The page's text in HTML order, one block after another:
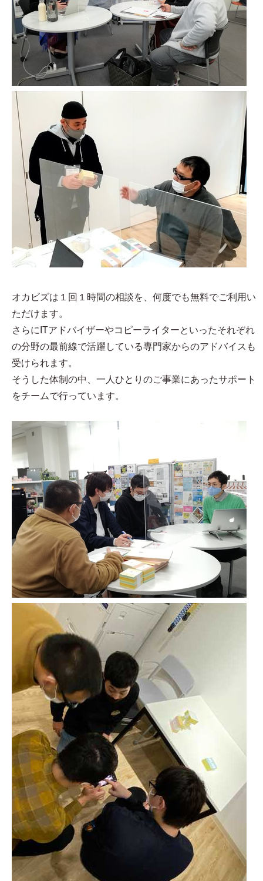
オカビズは１回１時間の相談を、何度でも無料でご利用い
ただけます。
さらにITアドバイザーやコピーライターといったそれぞれ
の分野の最前線で活躍している専門家からのアドバイスも
受けられます。
そうした体制の中、一人ひとりのご事業にあったサポート
をチームで行っています。